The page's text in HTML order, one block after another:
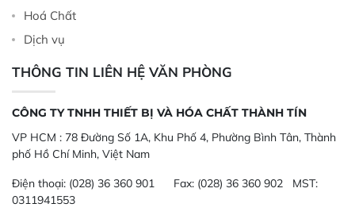
Hoá Chất
Dịch vụ
THÔNG TIN LIÊN HỆ VĂN PHÒNG
CÔNG TY TNHH THIẾT BỊ VÀ HÓA CHẤT THÀNH TÍN
VP HCM : 78 Đường Số 1A, Khu Phố 4, Phường Bình Tân, Thành
phố Hồ Chí Minh, Việt Nam
Điện thoại: (028) 36 360 901 Fax: (028) 36 360 902 MST:
0311941553